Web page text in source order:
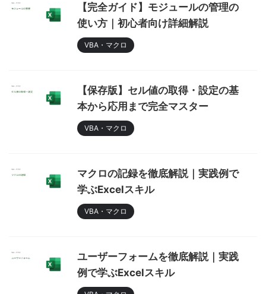
【完全ガイド】モジュールの管理の
使い方｜初心者向け詳細解説
VBA・マクロ
【保存版】セル値の取得・設定の基
本から応用まで完全マスター
VBA・マクロ
マクロの記録を徹底解説｜実践例で
学ぶExcelスキル
VBA・マクロ
ユーザーフォームを徹底解説｜実践
例で学ぶExcelスキル